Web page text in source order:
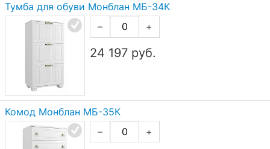
Тумба для обуви Монблан МБ-34К
–
+
24 197 руб.
Комод Монблан МБ-35К
–
+